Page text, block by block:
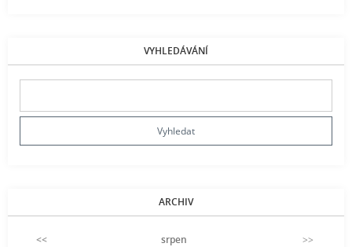
VYHLEDÁVÁNÍ
ARCHIV
<< srpen
>>